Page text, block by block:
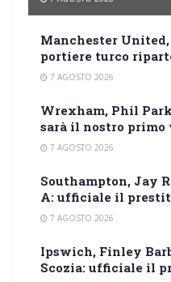
Manchester
portiere turco
7 AGOSTO 2026
Wrexham, Phil
sarà il nostro primo
7 AGOSTO 2026
Southampton, Jay
A: ufficiale il
7 AGOSTO 2026
Ipswich, Finley
Scozia: ufficiale il